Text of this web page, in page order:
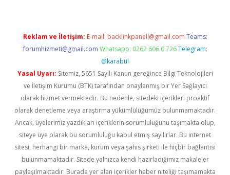
Reklam ve İletişim: E-mail: backlinkpaneli@gmail.com Teams:
forumhizmeti@gmail.com Whatsapp: 0262 606 0 726 Telegram:
@karabul
Yasal Uyarı: Sitemiz, 5651 Sayılı Kanun gereğince Bilgi Teknolojileri
ve İletişim Kurumu (BTK) tarafından onaylanmış bir Yer Sağlayıcı
olarak hizmet vermektedir. Bu nedenle, sitedeki içerikleri proaktif
olarak denetleme veya araştırma yükümlülüğümüz bulunmamaktadır.
Ancak, üyelerimiz yazdıkları içeriklerin sorumluluğunu taşımakta olup,
siteye üye olarak bu sorumluluğu kabul etmiş sayılırlar. Bu internet
sitesi, herhangi bir marka, kurum veya şahıs şirketi ile hiçbir bağlantısı
bulunmamaktadır. Sitede yalnızca kendi hazırladığımız makaleler
paylaşılmaktadır. Burada yer alan içerikler haber niteliği taşımamakta